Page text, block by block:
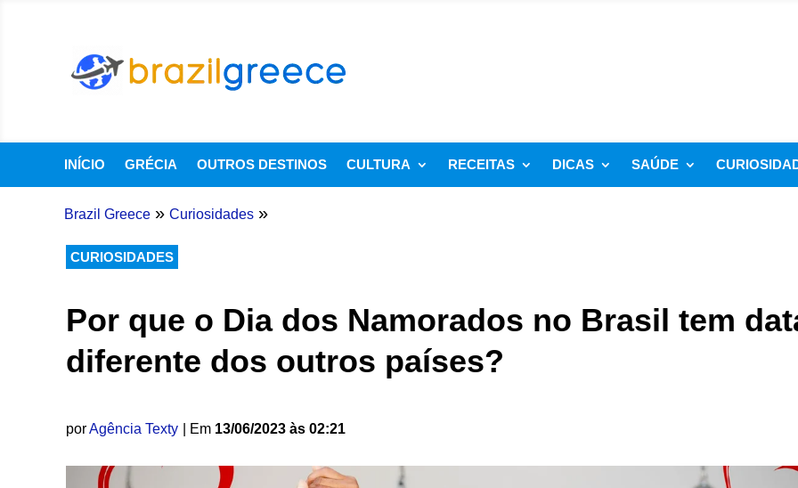
INÍCIO GRÉCIA OUTROS DESTINOS CULTURA RECEITAS DICAS SAÚDE
Brazil Greece » Curiosidades »
CURIOSIDADES
Por que o Dia dos Namorados no Brasil tem
diferente dos outros países?
porAgência Texty | Em 13/06/2023 às 02:21